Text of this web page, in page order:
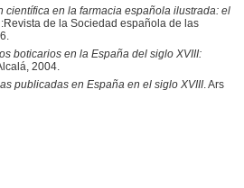
científica en la farmacia española ilustrada: el
de la Sociedad española de las
boticarios en la España del siglo XVIII:
2004.
publicadas en España en el siglo XVIII. Ars